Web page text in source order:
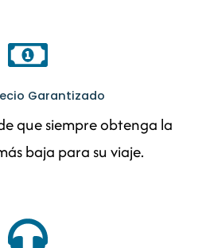
Garantizado
que siempre obtenga la
baja para su viaje.